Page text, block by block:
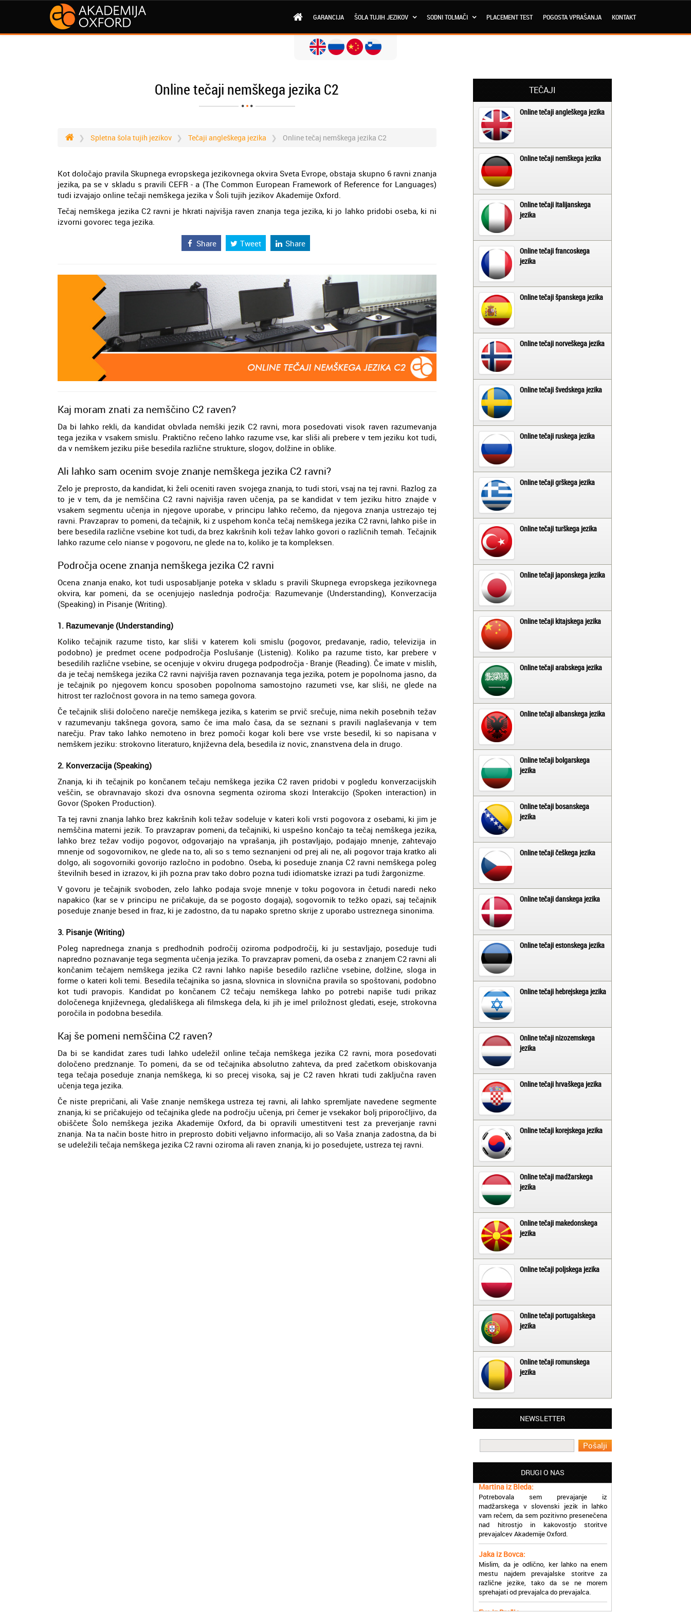
GARANCIJA ŠOLA TUJIH JEZIKOV SODNI TOLMAČI PLACEMENT TEST POGOSTA VPRAŠANJA KONTAKT
Online tečaji nemškega jezika C2
Spletna šola tujih jezikov Tečaji angleškega jezika Online tečaj nemškega jezika C2
Kot določajo pravila Skupnega evropskega jezikovnega okvira Sveta Evrope, obstaja skupno 6 ravni znanja
jezika, pa se v skladu s pravili CEFR - a (The Common European Framework of Reference for Languages)
tudi izvajajo online tečaji nemškega jezika v Šoli tujih jezikov Akademije Oxford.
Tečaj nemškega jezika C2 ravni je hkrati najvišja raven znanja tega jezika, ki jo lahko pridobi oseba, ki ni
izvorni govorec tega jezika.
Share Tweet Share
Kaj moram znati za nemščino C2 raven?
Da bi lahko rekli, da kandidat obvlada nemški jezik C2 ravni, mora posedovati visok raven razumevanja
tega jezika v vsakem smislu. Praktično rečeno lahko razume vse, kar sliši ali prebere v tem jeziku kot tudi,
da v nemškem jeziku piše besedila različne strukture, slogov, dolžine in oblike.
Ali lahko sam ocenim svoje znanje nemškega jezika C2 ravni?
Zelo je preprosto, da kandidat, ki želi oceniti raven svojega znanja, to tudi stori, vsaj na tej ravni. Razlog za
to je v tem, da je nemščina C2 ravni najvišja raven učenja, pa se kandidat v tem jeziku hitro znajde v
vsakem segmentu učenja in njegove uporabe, v principu lahko rečemo, da njegova znanja ustrezajo tej
ravni. Pravzaprav to pomeni, da tečajnik, ki z uspehom konča tečaj nemškega jezika C2 ravni, lahko piše in
bere besedila različne vsebine kot tudi, da brez kakršnih koli težav lahko govori o različnih temah. Tečajnik
lahko razume celo nianse v pogovoru, ne glede na to, koliko je ta kompleksen.
Področja ocene znanja nemškega jezika C2 ravni
Ocena znanja enako, kot tudi usposabljanje poteka v skladu s pravili Skupnega evropskega jezikovnega
okvira, kar pomeni, da se ocenjujejo naslednja področja: Razumevanje (Understanding), Konverzacija
(Speaking) in Pisanje (Writing).
1. Razumevanje (Understanding)
Koliko tečajnik razume tisto, kar sliši v katerem koli smislu (pogovor, predavanje, radio, televizija in
podobno) je predmet ocene podpodročja Poslušanje (Listenig). Koliko pa razume tisto, kar prebere v
besedilih različne vsebine, se ocenjuje v okviru drugega podpodročja - Branje (Reading). Če imate v mislih,
da je tečaj nemškega jezika C2 ravni najvišja raven poznavanja tega jezika, potem je popolnoma jasno, da
je tečajnik po njegovem koncu sposoben popolnoma samostojno razumeti vse, kar sliši, ne glede na
hitrost ter razločnost govora in na temo samega govora.
Če tečajnik sliši določeno narečje nemškega jezika, s katerim se prvič srečuje, nima nekih posebnih težav
v razumevanju takšnega govora, samo če ima malo časa, da se seznani s pravili naglaševanja v tem
narečju. Prav tako lahko nemoteno in brez pomoči kogar koli bere vse vrste besedil, ki so napisana v
nemškem jeziku: strokovno literaturo, književna dela, besedila iz novic, znanstvena dela in drugo.
2. Konverzacija (Speaking)
Znanja, ki ih tečajnik po končanem tečaju nemškega jezika C2 raven pridobi v pogledu konverzacijskih
veščin, se obravnavajo skozi dva osnovna segmenta oziroma skozi Interakcijo (Spoken interaction) in
Govor (Spoken Production).
Ta tej ravni znanja lahko brez kakršnih koli težav sodeluje v kateri koli vrsti pogovora z osebami, ki jim je
nemščina materni jezik. To pravzaprav pomeni, da tečajniki, ki uspešno končajo ta tečaj nemškega jezika,
lahko brez težav vodijo pogovor, odgovarjajo na vprašanja, jih postavljajo, podajajo mnenje, zahtevajo
mnenje od sogovornikov, ne glede na to, ali so s temo seznanjeni od prej ali ne, ali pogovor traja kratko ali
dolgo, ali sogovorniki govorijo razločno in podobno. Oseba, ki poseduje znanja C2 ravni nemškega poleg
številnih besed in izrazov, ki jih pozna prav tako dobro pozna tudi idiomatske izrazi pa tudi žargonizme.
V govoru je tečajnik svoboden, zelo lahko podaja svoje mnenje v toku pogovora in četudi naredi neko
napakico (kar se v principu ne pričakuje, da se pogosto dogaja), sogovornik to težko opazi, saj tečajnik
poseduje znanje besed in fraz, ki je zadostno, da tu napako spretno skrije z uporabo ustreznega sinonima.
3. Pisanje (Writing)
Poleg naprednega znanja s predhodnih področij oziroma podpodročij, ki ju sestavljajo, poseduje tudi
napredno poznavanje tega segmenta učenja jezika. To pravzaprav pomeni, da oseba z znanjem C2 ravni ali
končanim tečajem nemškega jezika C2 ravni lahko napiše besedilo različne vsebine, dolžine, sloga in
forme o kateri koli temi. Besedila tečajnika so jasna, slovnica in slovnična pravila so spoštovani, podobno
kot tudi pravopis. Kandidat po končanem C2 tečaju nemškega lahko po potrebi napiše tudi prikaz
določenega književnega, gledališkega ali filmskega dela, ki jih je imel priložnost gledati, eseje, strokovna
poročila in podobna besedila.
Kaj še pomeni nemščina C2 raven?
Da bi se kandidat zares tudi lahko udeležil online tečaja nemškega jezika C2 ravni, mora posedovati
določeno predznanje. To pomeni, da se od tečajnika absolutno zahteva, da pred začetkom obiskovanja
tega tečaja poseduje znanja nemškega, ki so precej visoka, saj je C2 raven hkrati tudi zaključna raven
učenja tega jezika.
Če niste prepričani, ali Vaše znanje nemškega ustreza tej ravni, ali lahko spremljate navedene segmente
znanja, ki se pričakujejo od tečajnika glede na področju učenja, pri čemer je vsekakor bolj priporočljivo, da
obiščete Šolo nemškega jezika Akademije Oxford, da bi opravili umestitveni test za preverjanje ravni
znanja. Na ta način boste hitro in preprosto dobiti veljavno informacijo, ali so Vaša znanja zadostna, da bi
se udeležili tečaja nemškega jezika C2 ravni oziroma ali raven znanja, ki jo posedujete, ustreza tej ravni.
TEČAJI
Online tečaji angleškega jezika
Online tečaji nemškega jezika
Online tečaji italijanskega
jezika
Online tečaji francoskega
jezika
Online tečaji španskega jezika
Online tečaji norveškega jezika
Online tečaji švedskega jezika
Online tečaji ruskega jezika
Online tečaji grškega jezika
Online tečaji turškega jezika
Online tečaji japonskega jezika
Online tečaji kitajskega jezika
Online tečaji arabskega jezika
Online tečaji albanskega jezika
Online tečaji bolgarskega
jezika
Online tečaji bosanskega
jezika
Online tečaji češkega jezika
Online tečaji danskega jezika
Online tečaji estonskega jezika
Online tečaji hebrejskega jezika
Online tečaji nizozemskega
jezika
Online tečaji hrvaškega jezika
Online tečaji korejskega jezika
Online tečaji madžarskega
jezika
Online tečaji makedonskega
jezika
Online tečaji poljskega jezika
Online tečaji portugalskega
jezika
Online tečaji romunskega
jezika
NEWSLETTER
DRUGI O NAS
Matjaž iz Ajdovščine:
Lahko pohvalim vse zaposlene v Akademiji
Oxford, ker so resnično profesionalni in
prevajalske storitve opravljajo hitro in
Martina iz Bleda:
Potrebovala sem prevajanje iz
madžarskega v slovenski jezik in lahko
vam rečem, da sem pozitivno presenečena
nad hitrostjo in kakovostjo storitve
prevajalcev Akademije Oxford.
Jaka iz Bovca:
Mislim, da je odlično, ker lahko na enem
mestu najdem prevajalske storitve za
različne jezike, tako da se ne morem
sprehajati od prevajalca do prevajalca.
Eva iz Brežic: